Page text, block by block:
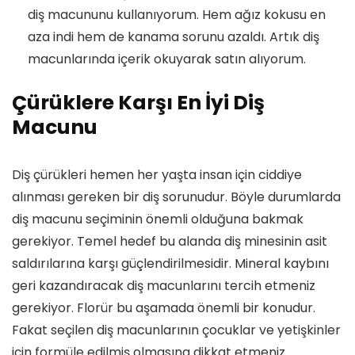
diş macununu kullanıyorum. Hem ağız kokusu en
aza indi hem de kanama sorunu azaldı. Artık diş
macunlarında içerik okuyarak satın alıyorum.
Çürüklere Karşı En İyi Diş
Macunu
Diş çürükleri hemen her yaşta insan için ciddiye
alınması gereken bir diş sorunudur. Böyle durumlarda
diş macunu seçiminin önemli olduğuna bakmak
gerekiyor. Temel hedef bu alanda diş minesinin asit
saldırılarına karşı güçlendirilmesidir. Mineral kaybını
geri kazandıracak diş macunlarını tercih etmeniz
gerekiyor. Florür bu aşamada önemli bir konudur.
Fakat seçilen diş macunlarının çocuklar ve yetişkinler